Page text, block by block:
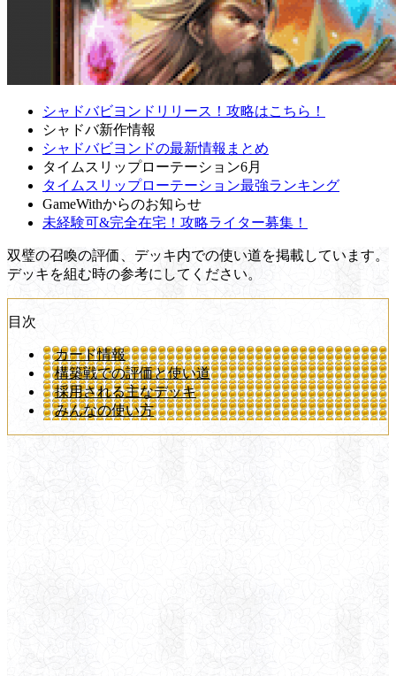
シャドバビヨンドリリース！攻略はこちら！
シャドバ新作情報
シャドバビヨンドの最新情報まとめ
タイムスリップローテーション6月
タイムスリップローテーション最強ランキング
GameWithからのお知らせ
未経験可&完全在宅！攻略ライター募集！
双璧の召喚の評価、デッキ内での使い道を掲載しています。
デッキを組む時の参考にしてください。
目次
カード情報
構築戦での評価と使い道
採用される主なデッキ
みんなの使い方